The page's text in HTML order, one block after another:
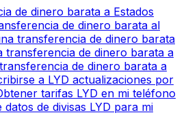
de dinero barata a Estados
de dinero barata al
transferencia de dinero barata
transferencia de dinero barata a
de dinero barata a
a LYD actualizaciones por
tarifas LYD en mi teléfono
de divisas LYD para mi